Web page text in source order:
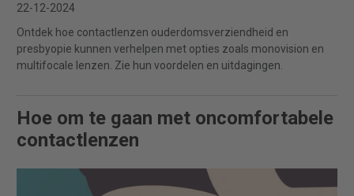
22-12-2024
Ontdek hoe contactlenzen ouderdomsverziendheid en
presbyopie kunnen verhelpen met opties zoals monovision en
multifocale lenzen. Zie hun voordelen en uitdagingen.
Hoe om te gaan met oncomfortabele
contactlenzen